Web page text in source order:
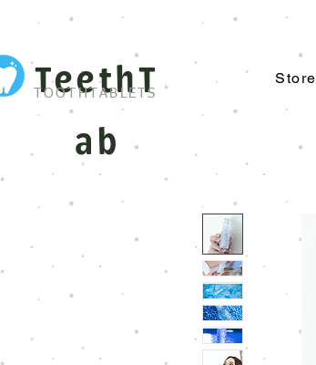
TeethT
ab
TOOTHTABLETS
Store